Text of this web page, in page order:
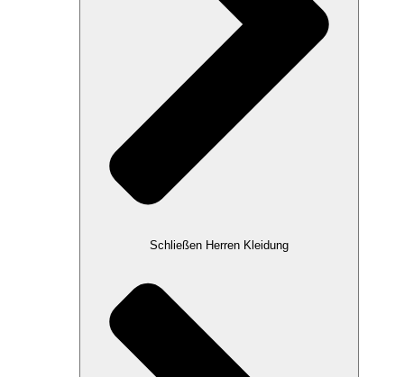
Schließen Herren Kleidung